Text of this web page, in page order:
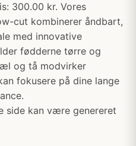
300.00 kr. Vores
cut kombinerer åndbart,
med innovative
fødderne tørre og
og tå modvirker
fokusere på dine lange
side kan være genereret